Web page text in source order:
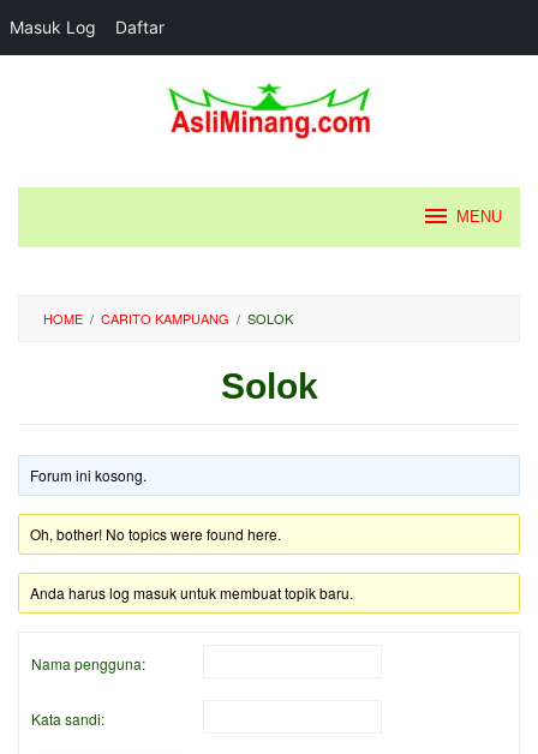
Masuk Log Daftar
MENU
HOME / CARITO KAMPUANG / SOLOK
Solok
AsMin
pada
Forum ini kosong.
Oh, bother! No topics were found here.
Anda harus log masuk untuk membuat topik baru.
Nama pengguna:
Kata sandi: